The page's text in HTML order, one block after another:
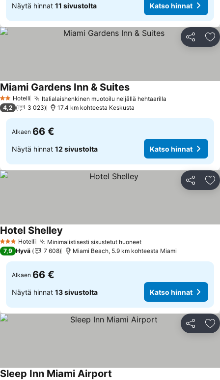
Näytä hinnat 11 sivustolta Katso hinnat
Jaa
2 Tähtiluokitus
Hotelli Italialaishenkinen muotoilu neljällä hehtaarilla
Miami Gardens Inn & SuitesKatso hinnat
4,2 3 023 17.4 km kohteesta Keskusta
Alkaen 66 €
Näytä hinnat 12 sivustolta Katso hinnat
Jaa
3 Tähtiluokitus
Hotelli Minimalistisesti sisustetut huoneetKatso hinnat
Hotel Shelley
7,9 Hyvä 7 608 Miami Beach, 5.9 km kohteesta Miami
Alkaen 66 €
Näytä hinnat 13 sivustolta Katso hinnat
Jaa
Sleep Inn Miami Airport